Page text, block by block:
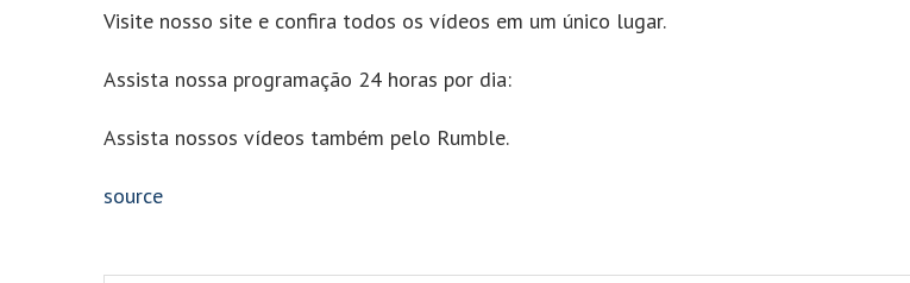
Visite nosso site e confira todos os vídeos em um único lugar.
Assista nossa programação 24 horas por dia:
Assista nossos vídeos também pelo Rumble.
source